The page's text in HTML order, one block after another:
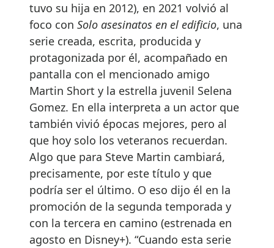
tuvo su hija en 2012), en 2021 volvió al
foco con Solo asesinatos en el edificio, una
serie creada, escrita, producida y
protagonizada por él, acompañado en
pantalla con el mencionado amigo
Martin Short y la estrella juvenil Selena
Gomez. En ella interpreta a un actor que
también vivió épocas mejores, pero al
que hoy solo los veteranos recuerdan.
Algo que para Steve Martin cambiará,
precisamente, por este título y que
podría ser el último. O eso dijo él en la
promoción de la segunda temporada y
con la tercera en camino (estrenada en
agosto en Disney+). “Cuando esta serie